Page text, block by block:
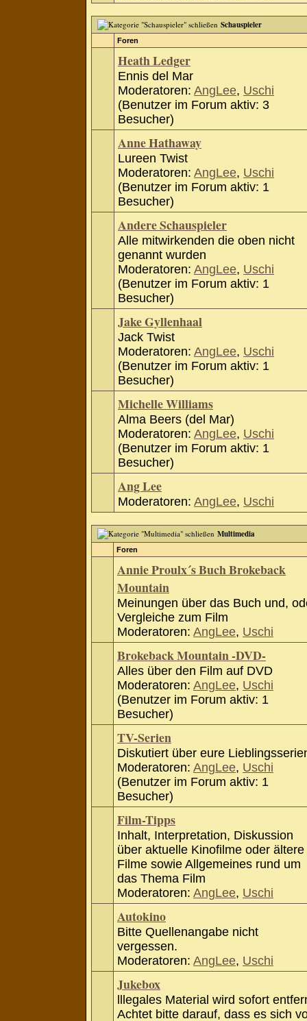
Schauspieler
Foren
Heath Ledger
Ennis del Mar
Moderatoren: AngLee, Uschi
(Benutzer im Forum aktiv: 3
Besucher)
Anne Hathaway
Lureen Twist
Moderatoren: AngLee, Uschi
(Benutzer im Forum aktiv: 1
Besucher)
Andere Schauspieler
Alle mitwirkenden die oben nicht
genannt wurden
Moderatoren: AngLee, Uschi
(Benutzer im Forum aktiv: 1
Besucher)
Jake Gyllenhaal
Jack Twist
Moderatoren: AngLee, Uschi
(Benutzer im Forum aktiv: 1
Besucher)
Michelle Williams
Alma Beers (del Mar)
Moderatoren: AngLee, Uschi
(Benutzer im Forum aktiv: 1
Besucher)
Ang Lee
Moderatoren: AngLee, Uschi
Multimedia
Foren
Annie Proulx´s Buch Brokeback
Mountain
Meinungen über das Buch und,
Vergleiche zum Film
Moderatoren: AngLee, Uschi
Brokeback Mountain -DVD-
Alles über den Film auf DVD
Moderatoren: AngLee, Uschi
(Benutzer im Forum aktiv: 1
Besucher)
TV-Serien
Diskutiert über eure
Moderatoren: AngLee, Uschi
(Benutzer im Forum aktiv: 1
Besucher)
Film-Tipps
Inhalt, Interpretation, Diskussion
über aktuelle Kinofilme oder ältere
Filme sowie Allgemeines rund um
das Thema Film
Moderatoren: AngLee, Uschi
Autokino
Bitte Quellenangabe nicht
vergessen.
Moderatoren: AngLee, Uschi
Jukebox
lllegales Material wird sofort
Achtet bitte darauf, dass es sich